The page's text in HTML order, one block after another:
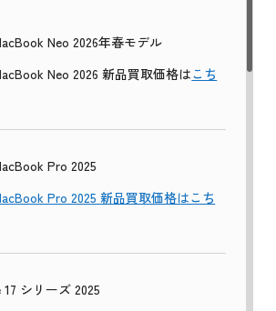
Neo 2026年春モデル
Neo 2026 新品買取価格はこち
Pro 2025
Pro 2025 新品買取価格はこち
17 シリーズ 2025